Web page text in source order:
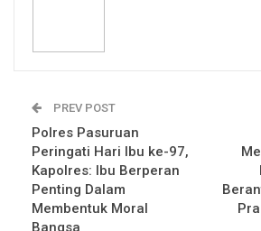
PREV POST
Polres Pasuruan
Peringati Hari Ibu ke-97,
Kapolres: Ibu Berperan
Penting Dalam
Membentuk Moral
Bangsa